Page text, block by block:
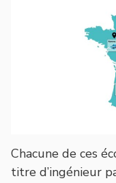
Chacune de ces
titre d’ingénieur